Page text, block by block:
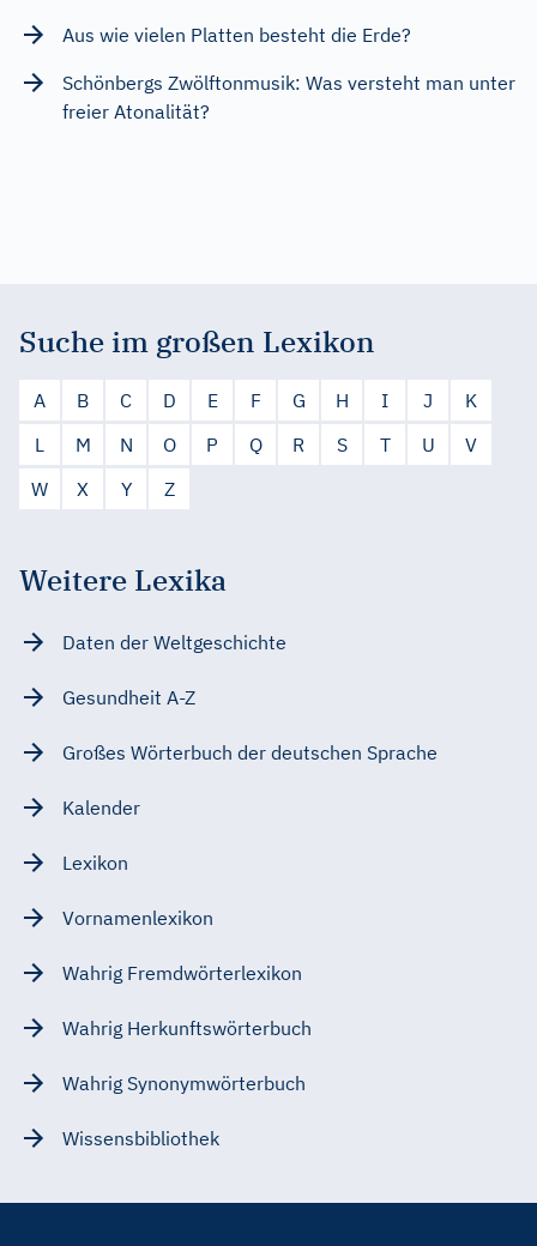
Aus wie vielen Platten besteht die Erde?
Schönbergs Zwölftonmusik: Was versteht man unter
freier Atonalität?
Suche im großen Lexikon
A B C D E F G H I J
K
L
M N O P Q R S T U
V
W
X Y Z
Weitere Lexika
Daten der Weltgeschichte
Gesundheit A-Z
Großes Wörterbuch der deutschen Sprache
Kalender
Lexikon
Vornamenlexikon
Wahrig Fremdwörterlexikon
Wahrig Herkunftswörterbuch
Wahrig Synonymwörterbuch
Wissensbibliothek